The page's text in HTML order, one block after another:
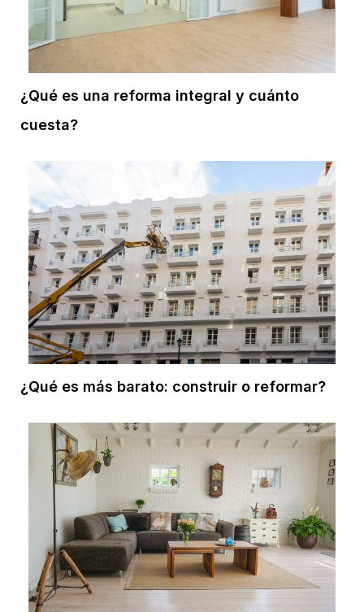
¿Qué es una reforma integral y cuánto
cuesta?
¿Qué es más barato: construir o reformar?